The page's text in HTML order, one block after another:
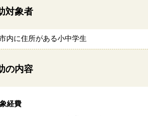
対象者
内に住所がある小中学生
の内容
経費